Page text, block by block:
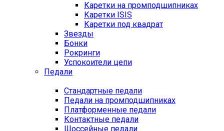
Каретки на промподшипниках
Каретки ISIS
Каретки под квадрат
Звезды
Бонки
Рокринги
Успокоители цепи
Педали
Стандартные педали
Педали на промподшипниках
Платформенные педали
Контактные педали
Шоссейные педали